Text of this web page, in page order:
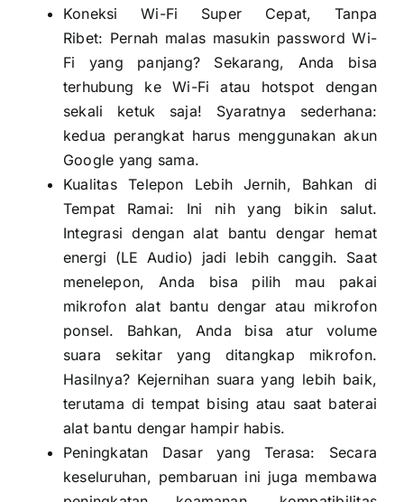
Koneksi Wi-Fi Super Cepat, Tanpa
Ribet: Pernah malas masukin password Wi-
Fi yang panjang? Sekarang, Anda bisa
terhubung ke Wi-Fi atau hotspot dengan
sekali ketuk saja! Syaratnya sederhana:
kedua perangkat harus menggunakan akun
Google yang sama.
Kualitas Telepon Lebih Jernih, Bahkan di
Tempat Ramai: Ini nih yang bikin salut.
Integrasi dengan alat bantu dengar hemat
energi (LE Audio) jadi lebih canggih. Saat
menelepon, Anda bisa pilih mau pakai
mikrofon alat bantu dengar atau mikrofon
ponsel. Bahkan, Anda bisa atur volume
suara sekitar yang ditangkap mikrofon.
Hasilnya? Kejernihan suara yang lebih baik,
terutama di tempat bising atau saat baterai
alat bantu dengar hampir habis.
Peningkatan Dasar yang Terasa: Secara
keseluruhan, pembaruan ini juga membawa